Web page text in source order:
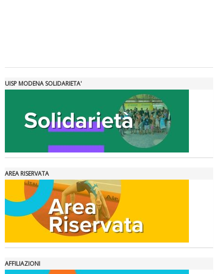
Tiziano Pesce a Radio InBlu2000 traccia il bilancio della stagione
Ddl Lobby, Uisp: “Il Parlamento valorizzi le nostre specificità"
UISP MODENA SOLIDARIETA'
AREA RISERVATA
AFFILIAZIONI